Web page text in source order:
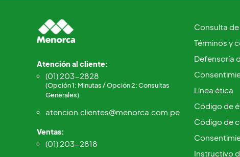
Atención al cliente:
(01) 203-2828
(Opción 1: Minutas / Opción 2: Consultas
Generales)
atencion.clientes@menorca.com.pe
Ventas:
(01) 203-2818
Consulta
Términos y
Defensoría
Línea ética
Código de
Código de
Instructivo